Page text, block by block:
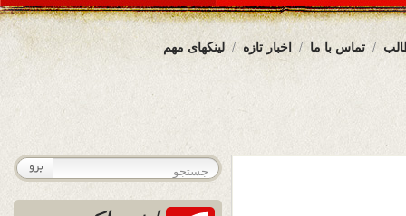
لینکهای مهم اخبار تازه تماس با ما